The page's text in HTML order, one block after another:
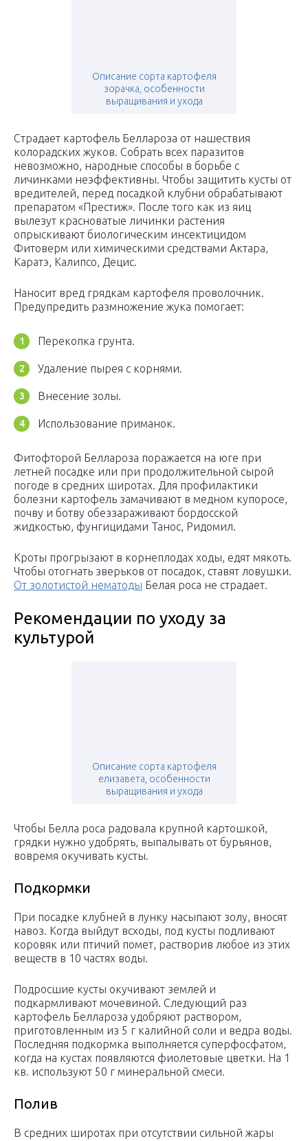
Описание сорта картофеля
зорачка, особенности
выращивания и ухода
Страдает картофель Беллароза от нашествия
колорадских жуков. Собрать всех паразитов
невозможно, народные способы в борьбе с
личинками неэффективны. Чтобы защитить кусты от
вредителей, перед посадкой клубни обрабатывают
препаратом «Престиж». После того как из яиц
вылезут красноватые личинки растения
опрыскивают биологическим инсектицидом
Фитоверм или химическими средствами Актара,
Каратэ, Калипсо, Децис.
Наносит вред грядкам картофеля проволочник.
Предупредить размножение жука помогает:
Перекопка грунта.
Удаление пырея с корнями.
Внесение золы.
Использование приманок.
Фитофторой Беллароза поражается на юге при
летней посадке или при продолжительной сырой
погоде в средних широтах. Для профилактики
болезни картофель замачивают в медном купоросе,
почву и ботву обеззараживают бордосской
жидкостью, фунгицидами Танос, Ридомил.
Кроты прогрызают в корнеплодах ходы, едят мякоть.
Чтобы отогнать зверьков от посадок, ставят ловушки.
От золотистой нематоды Белая роса не страдает.
Рекомендации по уходу за
культурой
Описание сорта картофеля
елизавета, особенности
выращивания и ухода
Чтобы Белла роса радовала крупной картошкой,
грядки нужно удобрять, выпалывать от бурьянов,
вовремя окучивать кусты.
Подкормки
При посадке клубней в лунку насыпают золу, вносят
навоз. Когда выйдут всходы, под кусты подливают
коровяк или птичий помет, растворив любое из этих
веществ в 10 частях воды.
Подросшие кусты окучивают землей и
подкармливают мочевиной. Следующий раз
картофель Беллароза удобряют раствором,
приготовленным из 5 г калийной соли и ведра воды.
Последняя подкормка выполняется суперфосфатом,
когда на кустах появляются фиолетовые цветки. На 1
кв. используют 50 г минеральной смеси.
Полив
В средних широтах при отсутствии сильной жары